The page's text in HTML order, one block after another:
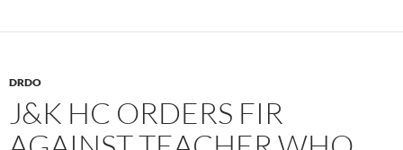
DRDO
J&K HC ORDERS FIR